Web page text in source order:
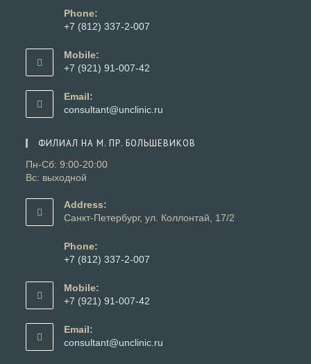
Phone:
+7 (812) 337-2-007
в
вашем
Mobile:
+7 (921) 91-007-42
в
вашем
Email:
consultant@unclinic.ru
приложении
ФИЛИАЛ НА М. ПР. БОЛЬШЕВИКОВ
Пн-Сб: 9:00-20:00
Вс: выходной
Address:
Санкт-Петербург, ул. Коллонтай, 17/2
Phone:
+7 (812) 337-2-007
в
вашем
Mobile:
+7 (921) 91-007-42
в
вашем
Email:
consultant@unclinic.ru